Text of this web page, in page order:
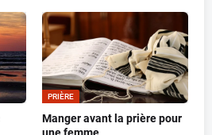
PRIÈRE
Manger avant la prière pour